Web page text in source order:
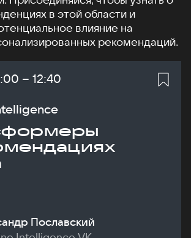
в этой области и
влияние на
рекомендаций.
– Конец:
12:40
Пославский